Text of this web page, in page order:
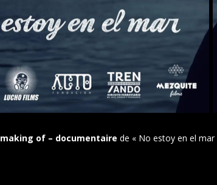
making of – documentaire de « Noestoy en elmar